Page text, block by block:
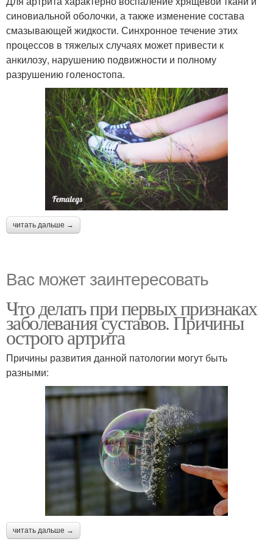
синовиальной оболочки, а также изменение состава
смазывающей жидкости. Синхронное течение этих
процессов в тяжелых случаях может привести к
анкилозу, нарушению подвижности и полному
разрушению голеностопа.
читать дальше →
Вас может заинтересовать
Что делать при первых признаках
заболевания суставов. Причины
острого артрита
Причины развития данной патологии могут быть
разными:
читать дальше →